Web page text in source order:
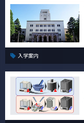
入学案内